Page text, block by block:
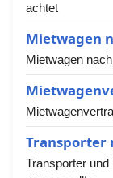
achtet
Mietwagen
Mietwagen
Transporter
Transporter